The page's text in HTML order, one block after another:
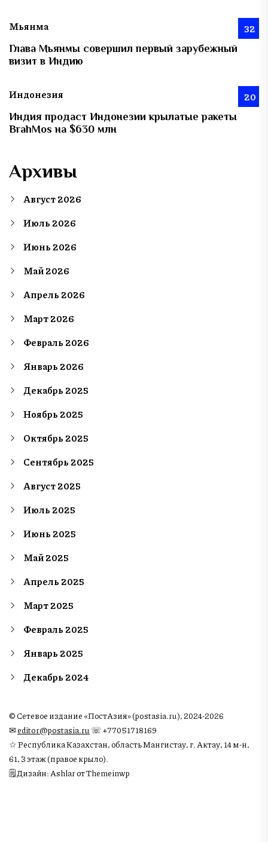
Мьянма 32
Глава Мьянмы совершил первый зарубежный
визит в Индию
Индонезия 20
Индия продаст Индонезии крылатые ракеты
BrahMos на $630 млн
Архивы
Август 2026
Июль 2026
Июнь 2026
Май 2026
Апрель 2026
Март 2026
Февраль 2026
Январь 2026
Декабрь 2025
Ноябрь 2025
Октябрь 2025
Сентябрь 2025
Август 2025
Июль 2025
Июнь 2025
Май 2025
Апрель 2025
Март 2025
Февраль 2025
Январь 2025
Декабрь 2024
© Сетевое издание «ПостАзия» (postasia.ru), 2024-2026
✉︎editor@postasia.ru ☏ +77051718169
☆ Республика Казахстан, область Мангистау, г. Актау, 14 м-н,
61, 3 этаж (правое крыло).
🗒 Дизайн: Ashlar от Themeinwp